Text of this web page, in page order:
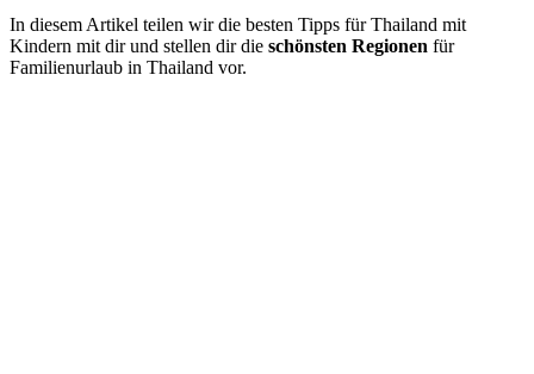
In diesem Artikel teilen wir die besten Tipps für Thailand mit
Kindern mit dir und stellen dir die schönsten Regionen für
Familienurlaub in Thailand vor.